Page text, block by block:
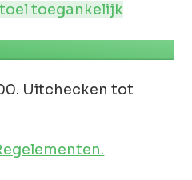
toegankelijk
Uitchecken tot